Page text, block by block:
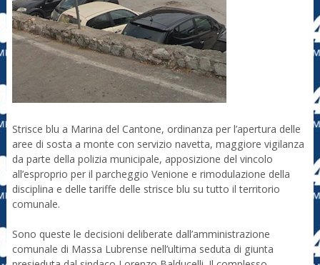
Strisce blu a Marina del Cantone, ordinanza per l’apertura delle
aree di sosta a monte con servizio navetta, maggiore vigilanza
da parte della polizia municipale, apposizione del vincolo
all’esproprio per il parcheggio Venione e rimodulazione della
disciplina e delle tariffe delle strisce blu su tutto il territorio
comunale.
Sono queste le decisioni deliberate dall’amministrazione
comunale di Massa Lubrense nell’ultima seduta di giunta